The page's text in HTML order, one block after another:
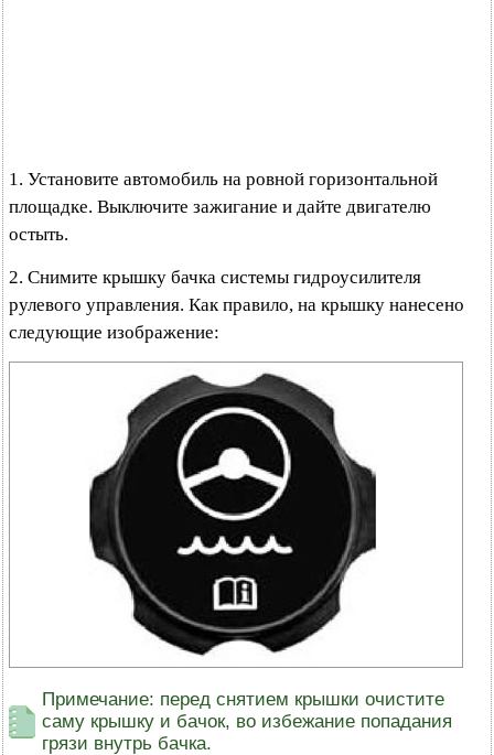
1. Установите автомобиль на ровной горизонтальной
площадке. Выключите зажигание и дайте двигателю
остыть.
2. Снимите крышку бачка системы гидроусилителя
рулевого управления. Как правило, на крышку нанесено
следующие изображение:
Примечание: перед снятием крышки очистите
саму крышку и бачок, во избежание попадания
грязи внутрь бачка.